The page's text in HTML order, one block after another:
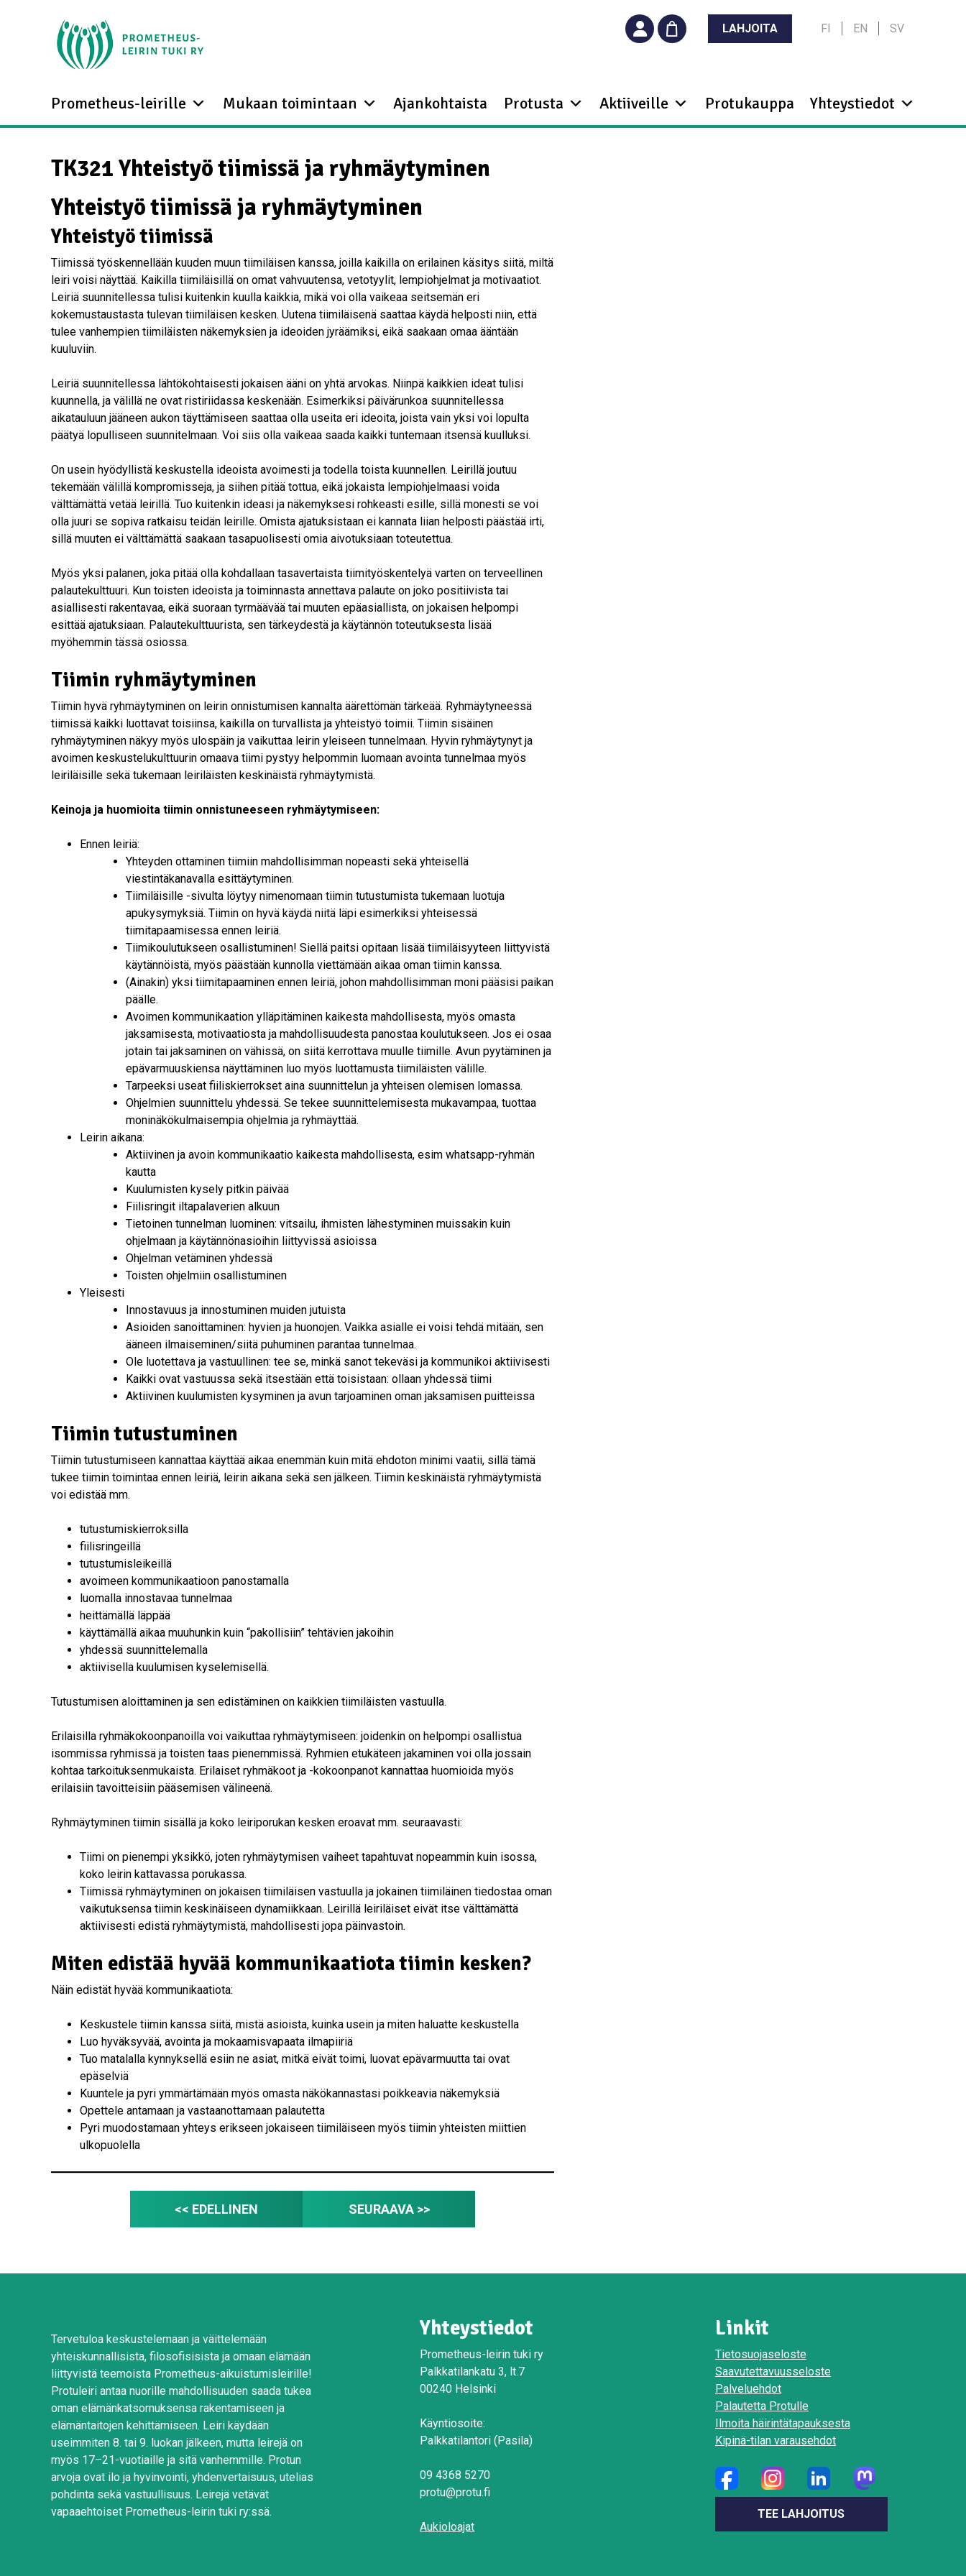
LAHJOITA FI EN SV
Prometheus-leirille Mukaan toimintaan Ajankohtaista Protusta Aktiiveille Protukauppa Yhteystiedot
TK321 Yhteistyö tiimissä ja ryhmäytyminen
Yhteistyö tiimissä ja ryhmäytyminen
Yhteistyö tiimissä
Tiimissä työskennellään kuuden muun tiimiläisen kanssa, joilla kaikilla on erilainen käsitys siitä, miltä
leiri voisi näyttää. Kaikilla tiimiläisillä on omat vahvuutensa, vetotyylit, lempiohjelmat ja motivaatiot.
Leiriä suunnitellessa tulisi kuitenkin kuulla kaikkia, mikä voi olla vaikeaa seitsemän eri
kokemustaustasta tulevan tiimiläisen kesken. Uutena tiimiläisenä saattaa käydä helposti niin, että
tulee vanhempien tiimiläisten näkemyksien ja ideoiden jyräämiksi, eikä saakaan omaa ääntään
kuuluviin.
Leiriä suunnitellessa lähtökohtaisesti jokaisen ääni on yhtä arvokas. Niinpä kaikkien ideat tulisi
kuunnella, ja välillä ne ovat ristiriidassa keskenään. Esimerkiksi päivärunkoa suunnitellessa
aikatauluun jääneen aukon täyttämiseen saattaa olla useita eri ideoita, joista vain yksi voi lopulta
päätyä lopulliseen suunnitelmaan. Voi siis olla vaikeaa saada kaikki tuntemaan itsensä kuulluksi.
On usein hyödyllistä keskustella ideoista avoimesti ja todella toista kuunnellen. Leirillä joutuu
tekemään välillä kompromisseja, ja siihen pitää tottua, eikä jokaista lempiohjelmaasi voida
välttämättä vetää leirillä. Tuo kuitenkin ideasi ja näkemyksesi rohkeasti esille, sillä monesti se voi
olla juuri se sopiva ratkaisu teidän leirille. Omista ajatuksistaan ei kannata liian helposti päästää irti,
sillä muuten ei välttämättä saakaan tasapuolisesti omia aivotuksiaan toteutettua.
Myös yksi palanen, joka pitää olla kohdallaan tasavertaista tiimityöskentelyä varten on terveellinen
palautekulttuuri. Kun toisten ideoista ja toiminnasta annettava palaute on joko positiivista tai
asiallisesti rakentavaa, eikä suoraan tyrmäävää tai muuten epäasiallista, on jokaisen helpompi
esittää ajatuksiaan. Palautekulttuurista, sen tärkeydestä ja käytännön toteutuksesta lisää
myöhemmin tässä osiossa.
Tiimin ryhmäytyminen
Tiimin hyvä ryhmäytyminen on leirin onnistumisen kannalta äärettömän tärkeää. Ryhmäytyneessä
tiimissä kaikki luottavat toisiinsa, kaikilla on turvallista ja yhteistyö toimii. Tiimin sisäinen
ryhmäytyminen näkyy myös ulospäin ja vaikuttaa leirin yleiseen tunnelmaan. Hyvin ryhmäytynyt ja
avoimen keskustelukulttuurin omaava tiimi pystyy helpommin luomaan avointa tunnelmaa myös
leiriläisille sekä tukemaan leiriläisten keskinäistä ryhmäytymistä.
Keinoja ja huomioita tiimin onnistuneeseen ryhmäytymiseen:
Ennen leiriä:
Yhteyden ottaminen tiimiin mahdollisimman nopeasti sekä yhteisellä
viestintäkanavalla esittäytyminen.
Tiimiläisille -sivulta löytyy nimenomaan tiimin tutustumista tukemaan luotuja
apukysymyksiä. Tiimin on hyvä käydä niitä läpi esimerkiksi yhteisessä
tiimitapaamisessa ennen leiriä.
Tiimikoulutukseen osallistuminen! Siellä paitsi opitaan lisää tiimiläisyyteen liittyvistä
käytännöistä, myös päästään kunnolla viettämään aikaa oman tiimin kanssa.
(Ainakin) yksi tiimitapaaminen ennen leiriä, johon mahdollisimman moni pääsisi paikan
päälle.
Avoimen kommunikaation ylläpitäminen kaikesta mahdollisesta, myös omasta
jaksamisesta, motivaatiosta ja mahdollisuudesta panostaa koulutukseen. Jos ei osaa
jotain tai jaksaminen on vähissä, on siitä kerrottava muulle tiimille. Avun pyytäminen ja
epävarmuuskiensa näyttäminen luo myös luottamusta tiimiläisten välille.
Tarpeeksi useat fiiliskierrokset aina suunnittelun ja yhteisen olemisen lomassa.
Ohjelmien suunnittelu yhdessä. Se tekee suunnittelemisesta mukavampaa, tuottaa
moninäkökulmaisempia ohjelmia ja ryhmäyttää.
Leirin aikana:
Aktiivinen ja avoin kommunikaatio kaikesta mahdollisesta, esim whatsapp-ryhmän
kautta
Kuulumisten kysely pitkin päivää
Fiilisringit iltapalaverien alkuun
Tietoinen tunnelman luominen: vitsailu, ihmisten lähestyminen muissakin kuin
ohjelmaan ja käytännönasioihin liittyvissä asioissa
Ohjelman vetäminen yhdessä
Toisten ohjelmiin osallistuminen
Yleisesti
Innostavuus ja innostuminen muiden jutuista
Asioiden sanoittaminen: hyvien ja huonojen. Vaikka asialle ei voisi tehdä mitään, sen
ääneen ilmaiseminen/siitä puhuminen parantaa tunnelmaa.
Ole luotettava ja vastuullinen: tee se, minkä sanot tekeväsi ja kommunikoi aktiivisesti
Kaikki ovat vastuussa sekä itsestään että toisistaan: ollaan yhdessä tiimi
Aktiivinen kuulumisten kysyminen ja avun tarjoaminen oman jaksamisen puitteissa
Tiimin tutustuminen
Tiimin tutustumiseen kannattaa käyttää aikaa enemmän kuin mitä ehdoton minimi vaatii, sillä tämä
tukee tiimin toimintaa ennen leiriä, leirin aikana sekä sen jälkeen. Tiimin keskinäistä ryhmäytymistä
voi edistää mm.
tutustumiskierroksilla
fiilisringeillä
tutustumisleikeillä
avoimeen kommunikaatioon panostamalla
luomalla innostavaa tunnelmaa
heittämällä läppää
käyttämällä aikaa muuhunkin kuin “pakollisiin” tehtävien jakoihin
yhdessä suunnittelemalla
aktiivisella kuulumisen kyselemisellä.
Tutustumisen aloittaminen ja sen edistäminen on kaikkien tiimiläisten vastuulla.
Erilaisilla ryhmäkokoonpanoilla voi vaikuttaa ryhmäytymiseen: joidenkin on helpompi osallistua
isommissa ryhmissä ja toisten taas pienemmissä. Ryhmien etukäteen jakaminen voi olla jossain
kohtaa tarkoituksenmukaista. Erilaiset ryhmäkoot ja -kokoonpanot kannattaa huomioida myös
erilaisiin tavoitteisiin pääsemisen välineenä.
Ryhmäytyminen tiimin sisällä ja koko leiriporukan kesken eroavat mm. seuraavasti:
Tiimi on pienempi yksikkö, joten ryhmäytymisen vaiheet tapahtuvat nopeammin kuin isossa,
koko leirin kattavassa porukassa.
Tiimissä ryhmäytyminen on jokaisen tiimiläisen vastuulla ja jokainen tiimiläinen tiedostaa oman
vaikutuksensa tiimin keskinäiseen dynamiikkaan. Leirillä leiriläiset eivät itse välttämättä
aktiivisesti edistä ryhmäytymistä, mahdollisesti jopa päinvastoin.
Miten edistää hyvää kommunikaatiota tiimin kesken?
Näin edistät hyvää kommunikaatiota:
Keskustele tiimin kanssa siitä, mistä asioista, kuinka usein ja miten haluatte keskustella
Luo hyväksyvää, avointa ja mokaamisvapaata ilmapiiriä
Tuo matalalla kynnyksellä esiin ne asiat, mitkä eivät toimi, luovat epävarmuutta tai ovat
epäselviä
Kuuntele ja pyri ymmärtämään myös omasta näkökannastasi poikkeavia näkemyksiä
Opettele antamaan ja vastaanottamaan palautetta
Pyri muodostamaan yhteys erikseen jokaiseen tiimiläiseen myös tiimin yhteisten miittien
ulkopuolella
<< EDELLINEN SEURAAVA >>
Tervetuloa keskustelemaan ja väittelemään
yhteiskunnallisista, filosofisisista ja omaan elämään
liittyvistä teemoista Prometheus-aikuistumisleirille!
Protuleiri antaa nuorille mahdollisuuden saada tukea
oman elämänkatsomuksensa rakentamiseen ja
elämäntaitojen kehittämiseen. Leiri käydään
useimmiten 8. tai 9. luokan jälkeen, mutta leirejä on
myös 17–21-vuotiaille ja sitä vanhemmille. Protun
arvoja ovat ilo ja hyvinvointi, yhdenvertaisuus, utelias
pohdinta sekä vastuullisuus. Leirejä vetävät
vapaaehtoiset Prometheus-leirin tuki ry:ssä.
Yhteystiedot
Prometheus-leirin tuki ry
Palkkatilankatu 3, lt.7
00240 Helsinki
Käyntiosoite:
Palkkatilantori (Pasila)
09 4368 5270
protu@protu.fi
Aukioloajat
Linkit
Tietosuojaseloste
Saavutettavuusseloste
Palveluehdot
Palautetta Protulle
Ilmoita häirintätapauksesta
Kipinä-tilan varausehdot
TEE LAHJOITUS